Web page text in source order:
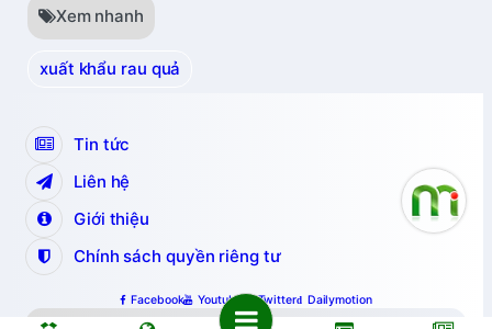
Xem nhanh
xuất khẩu rau quả
Tin tức
Liên hệ
Giới thiệu
Chính sách quyền riêng tư
Facebook Youtube Twitter
Dailymotion